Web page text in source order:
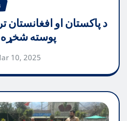
د پاکستان او افغانستان
پوسته شخړه
10, 2025